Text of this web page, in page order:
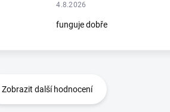
4.8.2026
funguje dobře
Zobrazit další hodnocení